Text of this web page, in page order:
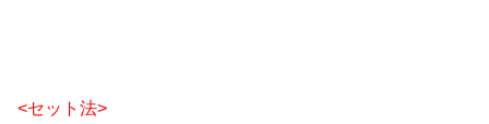
<セット法>